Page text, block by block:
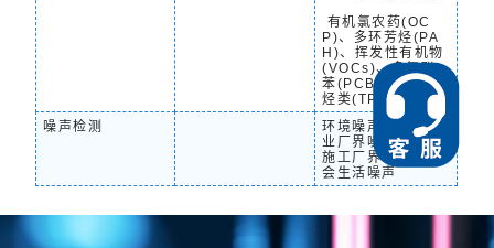
有机氯农药(OC
P)、多环芳烃(PA
H)、挥发性有机物
(VOCs)、多氯联
苯(PCBs)、总石油
烃类(TPH)
噪声检测
环境噪声、工业企
业厂界噪声、建筑
施工厂界噪声、社
会生活噪声